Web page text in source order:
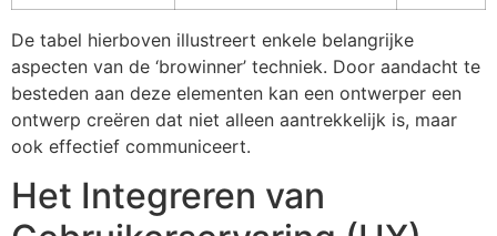
De tabel hierboven illustreert enkele belangrijke
aspecten van de ‘browinner’ techniek. Door aandacht te
besteden aan deze elementen kan een ontwerper een
ontwerp creëren dat niet alleen aantrekkelijk is, maar
ook effectief communiceert.
Het Integreren van